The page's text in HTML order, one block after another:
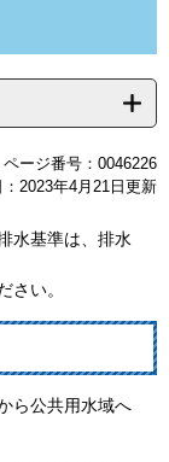
ページ番号：0046226
2023年4月21日更新
水基準は、排水
さい。
ら公共用水域へ